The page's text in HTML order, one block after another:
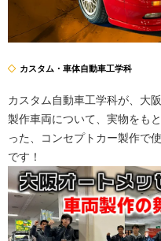
カスタム・車体自動車工学科
カスタム自動車工学科が、大
製作車両について、実物をも
った、コンセプトカー製作で
です！